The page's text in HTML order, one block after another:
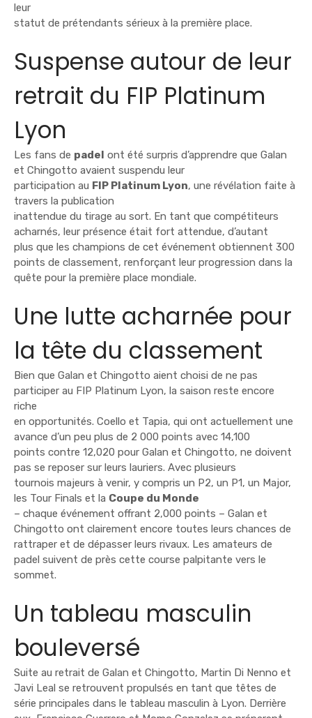
leur
statut de prétendants sérieux à la première place.
Suspense autour de leur
retrait du FIP Platinum
Lyon
Les fans de padel ont été surpris d’apprendre que Galan
et Chingotto avaient suspendu leur
participation au FIP Platinum Lyon, une révélation faite à
travers la publication
inattendue du tirage au sort. En tant que compétiteurs
acharnés, leur présence était fort attendue, d’autant
plus que les champions de cet événement obtiennent 300
points de classement, renforçant leur progression dans la
quête pour la première place mondiale.
Une lutte acharnée pour
la tête du classement
Bien que Galan et Chingotto aient choisi de ne pas
participer au FIP Platinum Lyon, la saison reste encore
riche
en opportunités. Coello et Tapia, qui ont actuellement une
avance d’un peu plus de 2 000 points avec 14,100
points contre 12,020 pour Galan et Chingotto, ne doivent
pas se reposer sur leurs lauriers. Avec plusieurs
tournois majeurs à venir, y compris un P2, un P1, un Major,
les Tour Finals et la Coupe du Monde
– chaque événement offrant 2,000 points – Galan et
Chingotto ont clairement encore toutes leurs chances de
rattraper et de dépasser leurs rivaux. Les amateurs de
padel suivent de près cette course palpitante vers le
sommet.
Un tableau masculin
bouleversé
Suite au retrait de Galan et Chingotto, Martin Di Nenno et
Javi Leal se retrouvent propulsés en tant que têtes de
série principales dans le tableau masculin à Lyon. Derrière